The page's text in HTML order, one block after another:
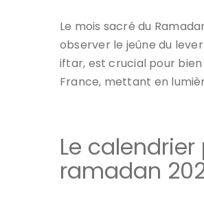
Le mois sacré du
observer le jeûne du
iftar, est crucial pour
France, mettant en
Le
ramadan